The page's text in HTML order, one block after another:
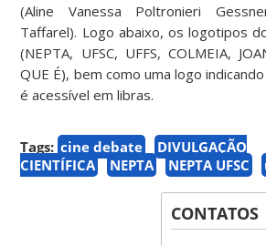
(Aline Vanessa Poltronieri
Taffarel). Logo abaixo, os logotipos
(NEPTA, UFSC, UFFS, COLMEIA,
QUE É), bem como uma logo
é acessível em libras.
Tags: cine debate
DIVULGAÇÃO
CIENTÍFICA
NEPTA NEPTA UFSC
CONTATOS